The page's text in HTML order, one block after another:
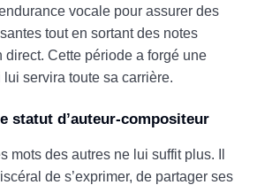
vocale pour assurer des
tout en sortant des notes
direct. Cette période a forgé une
servira toute sa carrière.
statut d’auteur-compositeur
mots des autres ne lui suffit plus. Il
de s’exprimer, de partager ses